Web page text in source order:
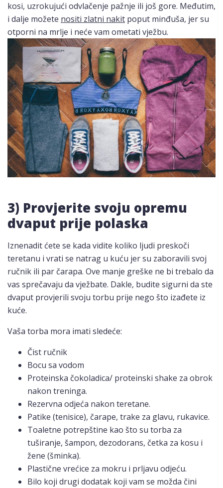
kosi, uzrokujući odvlačenje pažnje ili još gore. Međutim,
i dalje možete nositi zlatni nakit poput minđuša, jer su
otporni na mrlje i neće vam ometati vježbu.
3) Provjerite svoju opremu
dvaput prije polaska
Iznenadit ćete se kada vidite koliko ljudi preskoči
teretanu i vrati se natrag u kuću jer su zaboravili svoj
ručnik ili par čarapa. Ove manje greške ne bi trebalo da
vas sprečavaju da vježbate. Dakle, budite sigurni da ste
dvaput provjerili svoju torbu prije nego što izađete iz
kuće.
Vaša torba mora imati sledeće:
Čist ručnik
Bocu sa vodom
Proteinska čokoladica/ proteinski shake za obrok
nakon treninga.
Rezervna odjeća nakon teretane.
Patike (tenisice), čarape, trake za glavu, rukavice.
Toaletne potrepštine kao što su torba za
tuširanje, šampon, dezodorans, četka za kosu i
žene (šminka).
Plastične vrećice za mokru i prljavu odjeću.
Bilo koji drugi dodatak koji vam se možda čini